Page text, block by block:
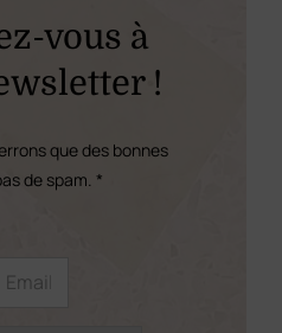
vous à
!
que des bonnes
de spam. *